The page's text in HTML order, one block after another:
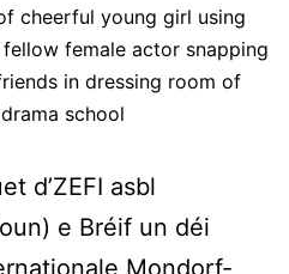
cheerful young girl using
female actor snapping
in dressing room of
school
d’ZEFI asbl
e Bréif un déi
Mondorf-